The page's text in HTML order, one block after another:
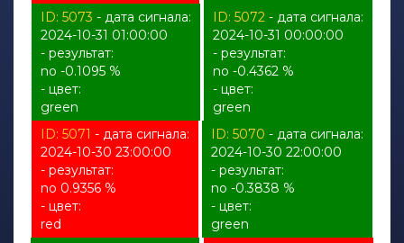
ID: 5073 - дата сигнала:
2024-10-31 01:00:00
- результат:
no -0.1095 %
- цвет:
green
ID: 5072 - дата сигнала:
2024-10-31 00:00:00
- результат:
no -0.4362 %
- цвет:
green
ID: 5071 - дата сигнала:
2024-10-30 23:00:00
- результат:
no 0.9356 %
- цвет:
red
ID: 5070 - дата сигнала:
2024-10-30 22:00:00
- результат:
no -0.3838 %
- цвет:
green